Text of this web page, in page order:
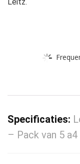
Specificaties:
– Pack van 5